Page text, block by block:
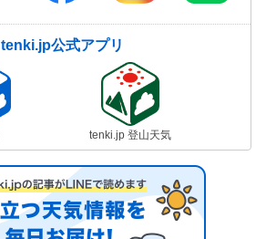
tenki.jp公式アプリ
tenki.jp 登山天気